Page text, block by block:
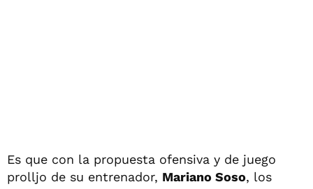
Es que con la propuesta ofensiva y de juego
prolljo de su entrenador, Mariano Soso, los